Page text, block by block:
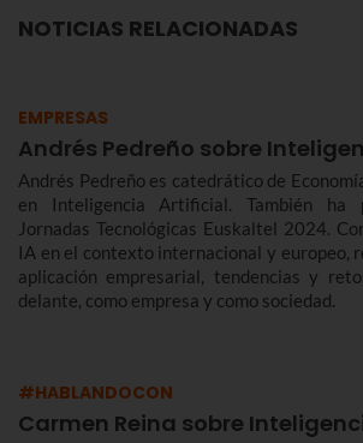
NOTICIAS RELACIONADAS
EMPRESAS
Andrés Pedreño sobre
Andrés Pedreño es catedrático de
en Inteligencia Artificial. También ha
Jornadas Tecnológicas Euskaltel 2024.
IA en el contexto internacional y europeo,
aplicación empresarial, tendencias y
delante, como empresa y como sociedad.
#HABLANDOCON
Carmen Reina sobre